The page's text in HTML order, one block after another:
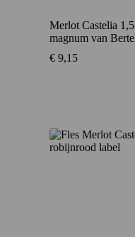
Merlot Castelia
magnum van
€ 9,15